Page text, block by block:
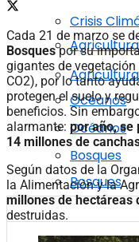
Océanos
Bosques
Crisis
Océanos
Bosques
Cada 21 de marzo se
Bosquespor su
gigantes de
CO2), por lo tanto
protegen el suelo y
beneficios. Sin
alarmante: por año, se
14 millones de
Según datos de la
la Alimentación y la
millones de hectáreas
destruidas.